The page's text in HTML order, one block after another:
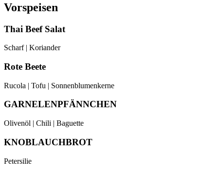
Vorspeisen
Thai Beef Salat
Scharf | Koriander
Rote Beete
Rucola | Tofu | Sonnenblumenkerne
GARNELENPFÄNNCHEN
Olivenöl | Chili | Baguette
KNOBLAUCHBROT
Petersilie